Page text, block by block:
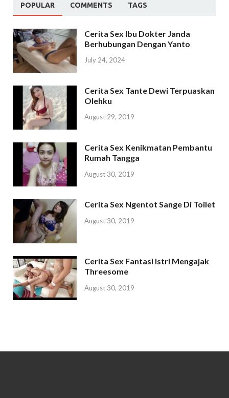
POPULAR COMMENTS TAGS
Cerita Sex Ibu Dokter Janda
Berhubungan Dengan Yanto
July 24, 2024
Cerita Sex Tante Dewi Terpuaskan
Olehku
August 29, 2019
Cerita Sex Kenikmatan Pembantu
Rumah Tangga
August 30, 2019
Cerita Sex Ngentot Sange Di Toilet
August 30, 2019
Cerita Sex Fantasi Istri Mengajak
Threesome
August 30, 2019